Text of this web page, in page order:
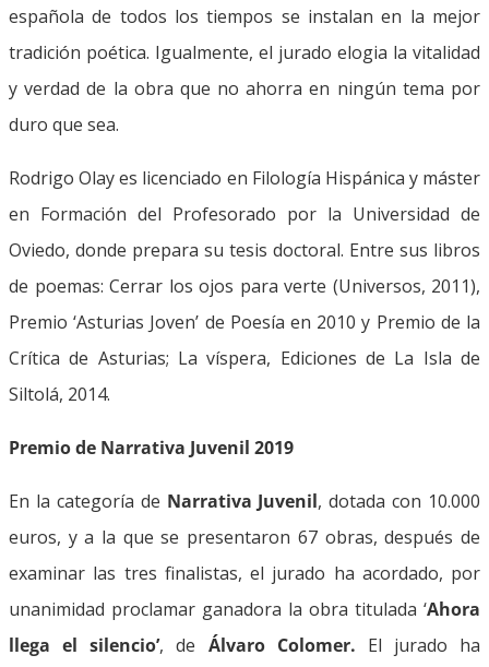
española de todos los tiempos se instalan en la mejor
tradición poética. Igualmente, el jurado elogia la vitalidad
y verdad de la obra que no ahorra en ningún tema por
duro que sea.
Rodrigo Olay es licenciado en Filología Hispánica y máster
en Formación del Profesorado por la Universidad de
Oviedo, donde prepara su tesis doctoral. Entre sus libros
de poemas: Cerrar los ojos para verte (Universos, 2011),
Premio ‘Asturias Joven’ de Poesía en 2010 y Premio de la
Crítica de Asturias; La víspera, Ediciones de La Isla de
Siltolá, 2014.
Premio de Narrativa Juvenil 2019
En la categoría de Narrativa Juvenil, dotada con 10.000
euros, y a la que se presentaron 67 obras, después de
examinar las tres finalistas, el jurado ha acordado, por
unanimidad proclamar ganadora la obra titulada ‘Ahora
llega el silencio’, de Álvaro Colomer. El jurado ha